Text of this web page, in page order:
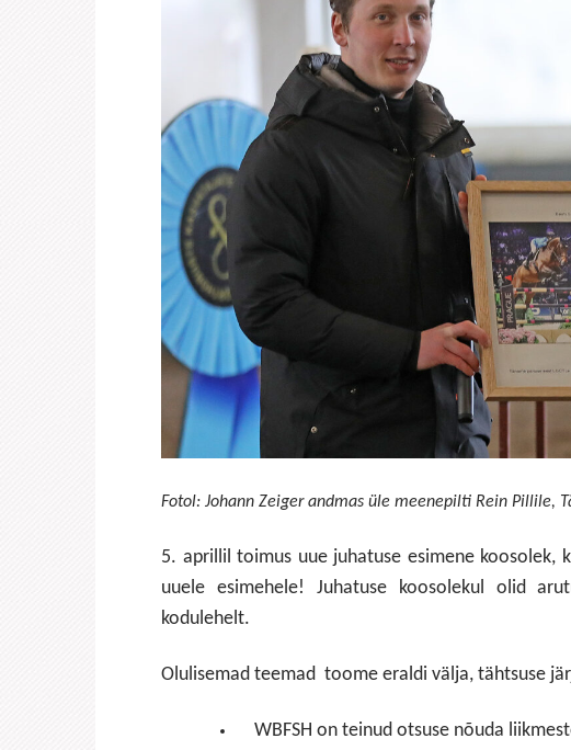
Fotol: Johann Zeiger andmas üle meenepilti Rein Pillile,
5. aprillil toimus uue juhatuse esimene koosolek,
uuele esimehele! Juhatuse koosolekul olid
kodulehelt.
Olulisemad teemad toome eraldi välja, tähtsuse
WBFSH on teinud otsuse nõuda